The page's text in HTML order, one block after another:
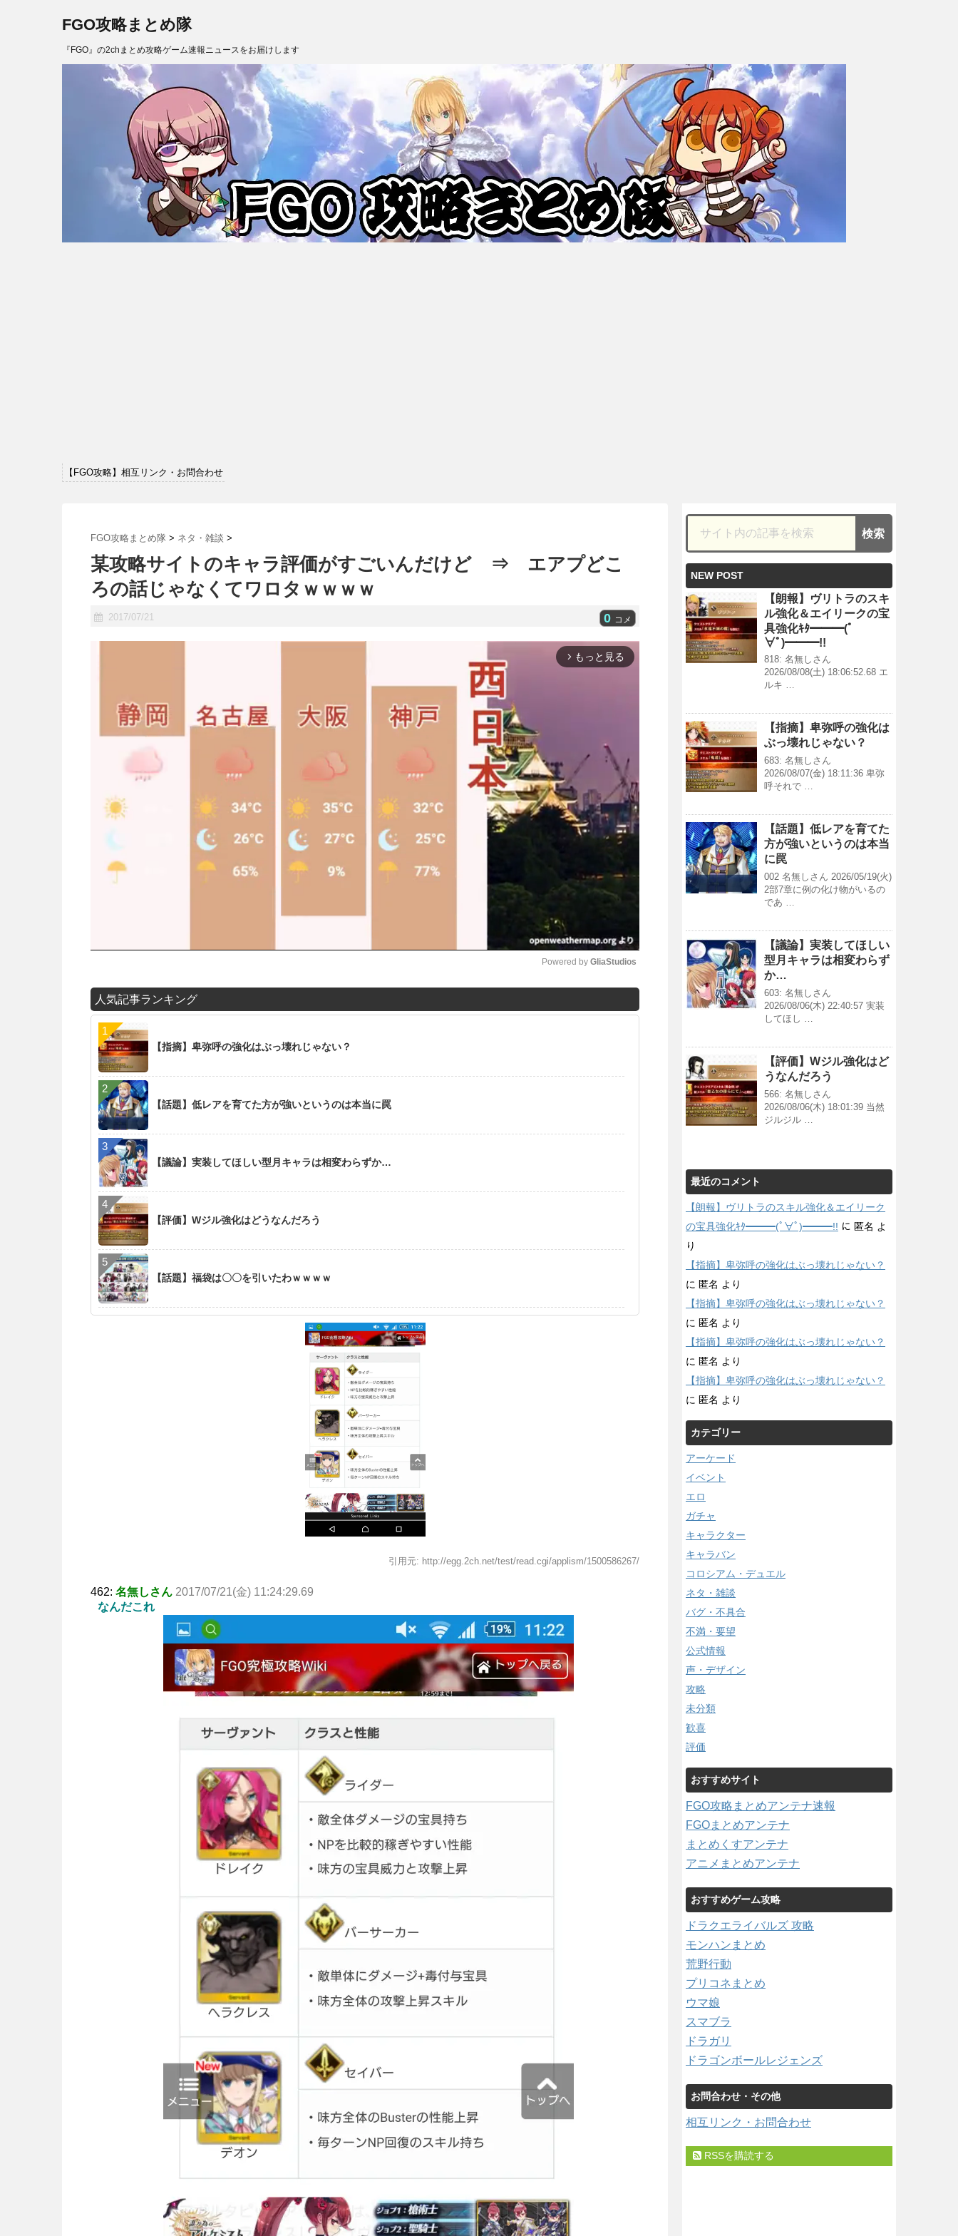
FGO攻略まとめ隊
『FGO』の2chまとめ攻略ゲーム速報ニュースをお届けします
【FGO攻略】相互リンク・お問合わせ
FGO攻略まとめ隊 > ネタ・雑談 >
某攻略サイトのキャラ評価がすごいんだけど ⇒ エアプどこ
ろの話じゃなくてワロタｗｗｗｗ
2017/07/21 0 コメ
arrow_forward_ios もっと見る
Powered by GliaStudios
人気記事ランキング
【指摘】卑弥呼の強化はぶっ壊れじゃない？
【話題】低レアを育てた方が強いというのは本当に罠
【議論】実装してほしい型月キャラは相変わらずか…
【評価】Wジル強化はどうなんだろう
【話題】福袋は〇〇を引いたわｗｗｗｗ
引用元: http://egg.2ch.net/test/read.cgi/applism/1500586267/
462: 名無しさん 2017/07/21(金) 11:24:29.69
なんだこれ
NEW POST
【朗報】ヴリトラのスキ
ル強化＆エイリークの宝
具強化ｷﾀ━━━(ﾟ
∀ﾟ)━━━!!
818: 名無しさん
2026/08/08(土) 18:06:52.68 エ
ルキ …
【指摘】卑弥呼の強化は
ぶっ壊れじゃない？
683: 名無しさん
2026/08/07(金) 18:11:36 卑弥
呼それで …
【話題】低レアを育てた
方が強いというのは本当
に罠
002 名無しさん 2026/05/19(火)
2部7章に例の化け物がいるの
であ …
【議論】実装してほしい
型月キャラは相変わらず
か…
603: 名無しさん
2026/08/06(木) 22:40:57 実装
してほし …
【評価】Wジル強化はど
うなんだろう
566: 名無しさん
2026/08/06(木) 18:01:39 当然
ジルジル …
最近のコメント
【朗報】ヴリトラのスキル強化＆エイリーク
の宝具強化ｷﾀ━━━(ﾟ∀ﾟ)━━━!! に 匿名 よ
り
【指摘】卑弥呼の強化はぶっ壊れじゃない？
に 匿名 より
【指摘】卑弥呼の強化はぶっ壊れじゃない？
に 匿名 より
【指摘】卑弥呼の強化はぶっ壊れじゃない？
に 匿名 より
【指摘】卑弥呼の強化はぶっ壊れじゃない？
に 匿名 より
カテゴリー
アーケード
イベント
エロ
ガチャ
キャラクター
キャラバン
コロシアム・デュエル
ネタ・雑談
バグ・不具合
不満・要望
公式情報
声・デザイン
攻略
未分類
歓喜
評価
おすすめサイト
FGO攻略まとめアンテナ速報
FGOまとめアンテナ
まとめくすアンテナ
アニメまとめアンテナ
おすすめゲーム攻略
ドラクエライバルズ 攻略
モンハンまとめ
荒野行動
プリコネまとめ
ウマ娘
スマブラ
ドラガリ
ドラゴンボールレジェンズ
お問合わせ・その他
相互リンク・お問合わせ
RSSを購読する